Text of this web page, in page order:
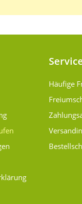
Häufige